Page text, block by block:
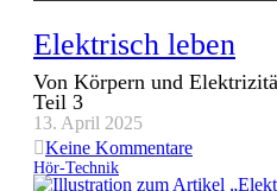
Elektrisch leben
Von Körpern und
Teil 3
13. April 2025
Keine Kommentare
Hör-Technik